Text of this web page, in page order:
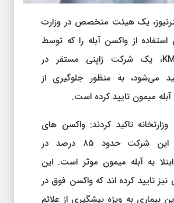
یک هیئت متخصص در وزارت
از واکسن آبله را که توسط
KM Biologics، یک شرکت ژاپنی مستقر در
می‌شود، به منظور جلوگیری از
آبله میمون تایید کرده است.
تاکید کردند: واکسن های
آبله تولیدی این شرکت حدود ۸۵ درصد در
به آبله میمون موثر است. این
تایید کرده اند که واکسن فوق در
بیماری به ویژه پیشگیری از علائم